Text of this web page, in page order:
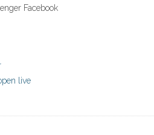
Facebook
live